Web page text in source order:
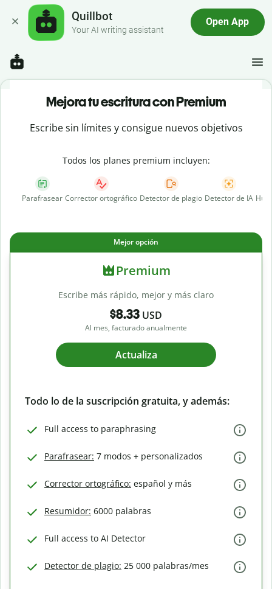
Quillbot
Your AI writing assistant
Open App
Mejora tu escritura con Premium
Escribe sin límites y consigue nuevos objetivos
Todos los planes premium incluyen:
Parafrasear Corrector ortográfico Detector de plagio Detector de IA
Mejor opción
Premium
Escribe más rápido, mejor y más claro
$8.33 USD
Al mes, facturado anualmente
Actualiza
Todo lo de la suscripción gratuita, y además:
Full access to paraphrasing
Parafrasear: 7 modos + personalizados
Corrector ortográfico: español y más
Resumidor: 6000 palabras
Full access to AI Detector
Detector de plagio: 25 000 palabras/mes